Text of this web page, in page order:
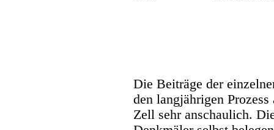
Die Beiträge der
den langjährigen
Zell sehr anschaulich.